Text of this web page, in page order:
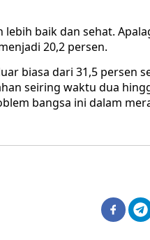
baik dan sehat.
20,2 persen.
biasa dari 31,5 persen
seiring waktu dua
bangsa ini dalam